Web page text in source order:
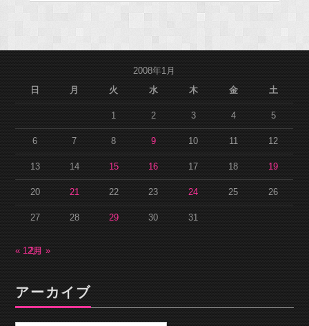
2008年1月
日
月 火 水 木 金 土
1 2 3 4 5
6 7 8 9 10 11 12
13 14 15 16 17 18 19
20 21 22 23 24 25 26
27 28 29 30 31
« 12月2月 »
アーカイブ